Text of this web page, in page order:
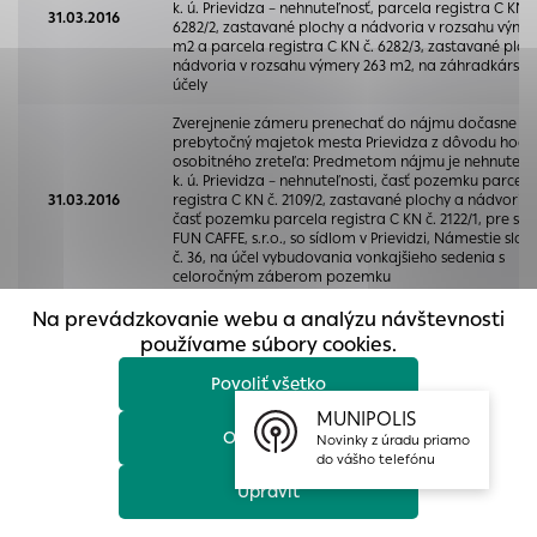
31.03.2016
k. ú. Prievidza – nehnuteľnosť, parcela registra C KN
6282/2, zastavané plochy a nádvoria v rozsahu
m2 a parcela registra C KN č. 6282/3, zastavané
nádvoria v rozsahu výmery 263 m2, na záhradkárske
účely
31.03.2016
Zverejnenie zámeru prenechať do nájmu dočasne
prebytočný majetok mesta Prievidza z dôvodu
osobitného zreteľa: Predmetom nájmu je
k. ú. Prievidza – nehnuteľnosti, časť pozemku parcela
registra C KN č. 2109/2, zastavané plochy a nádvoria
časť pozemku parcela registra C KN č. 2122/1, pre
FUN CAFFE, s.r.o., so sídlom v Prievidzi, Námestie
č. 36, na účel vybudovania vonkajšieho sedenia s
celoročným záberom pozemku
Zverejnenie zámeru prenechať do nájmu dočasne
prebytočný majetok mesta Prievidza z dôvodu
osobitného zreteľa: Predmetom nájmu je
k. ú. Prievidza – nehnuteľnosť, časť pozemku v k. ú.
Prievidza, parcela registra C KN č. 4810/1, ostatné
v rozsahu výmery 2500m2, na účel oplotenia
okolo kostola z dôvodu znečisťovania kostola a
vybudovania verejne prístupného parku, pre
cirkev augsburského vyznania na Slovensku
Zverejnenie zámeru prenechať do nájmu dočasne
Na prevádzkovanie webu a analýzu návštevnosti
používame súbory cookies.
Povoliť všetko
Odmietnuť
Upraviť
prístup k zabezpečeným oblastiam webovej stránky. Bez
týchto súborov cookie nemôže web správne fungovať.
Analytické cookies
Analytické cookies pomáhajú prevádzkovateľovi stránok
pochopiť, ako návštevníci stránok stránku používajú, aby
mohol stránky optimalizovať a ponúknuť im lepšiu
skúsenosť. Všetky dáta sa zbierajú anonymne a nie je
možné ich spojiť s konkrétnou osobou.
Povoliť všetko
Uložiť nastavenia
Viac informácií
MUNIPOLIS
Novinky z úradu priamo
do vášho telefónu